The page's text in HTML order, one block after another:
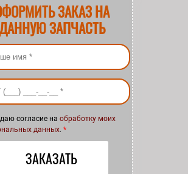
ЗАКАЗ НА
ЗАПЧАСТЬ
имя*
телефона*
согласие на обработку моих
данных. *